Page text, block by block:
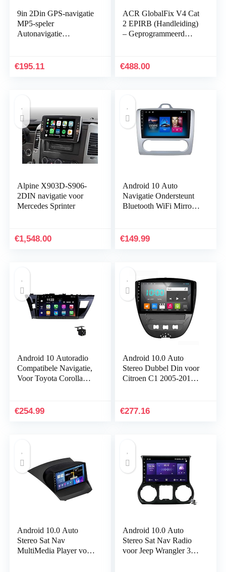
9in 2Din GPS-navigatie
MP5-speler
Autonavigatie
Canbus Protocol
€195.11
ACR GlobalFix V4 Cat
2 EPIRB (Handleiding)
– Geprogrammeerd
€488.00
Alpine X903D-S906-
2DIN navigatie voor
Mercedes Sprinter
€1,548.00
Android 10 Auto
Navigatie Ondersteunt
Bluetooth WiFi Mirror
2005 2006 2007
€149.99
Android 10 Autoradio
Compatibele Navigatie,
Voor Toyota Corolla
Touchscreen…
€254.99
Android 10.0 Auto
Stereo Dubbel Din voor
Citroen C1 2005-2014
MP5 Multimedia…
€277.16
Android 10.0 Auto
Stereo Sat Nav
MultiMedia Player voor
Android 10.0 Auto
Stereo Sat Nav Radio
voor Jeep Wrangler 3